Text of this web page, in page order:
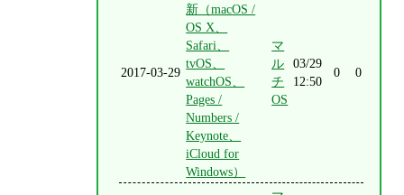
2017-03-29
新（macOS /
OS X、
Safari、
tvOS、
watchOS、
Pages /
Numbers /
Keynote、
iCloud for
Windows）
マ
ル
チ
OS
03/29
12:50
0 0